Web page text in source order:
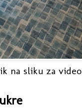
na sliku za video